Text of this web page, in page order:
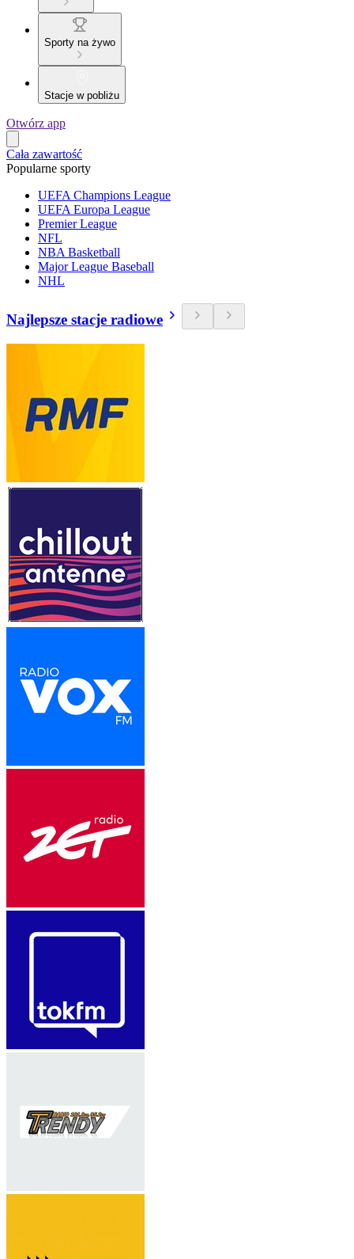
Sporty na żywo
Stacje w pobliżu
Otwórz app
Cała zawartość
Popularne sporty
UEFA Champions League
UEFA Europa League
Premier League
NFL
NBA Basketball
Major League Baseball
NHL
Najlepsze stacje radiowe